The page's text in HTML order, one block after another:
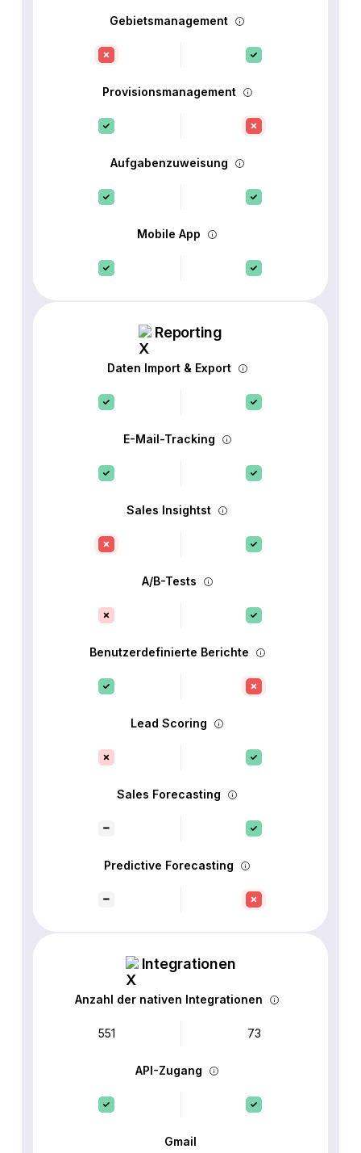
Gebietsmanagement
Provisionsmanagement
Aufgabenzuweisung
Mobile App
Reporting
Daten Import & Export
E-Mail-Tracking
Sales Insightst
A/B-Tests
Benutzerdefinierte Berichte
Lead Scoring
Sales Forecasting
Predictive Forecasting
Integrationen
Anzahl der nativen Integrationen
551 73
API-Zugang
Gmail